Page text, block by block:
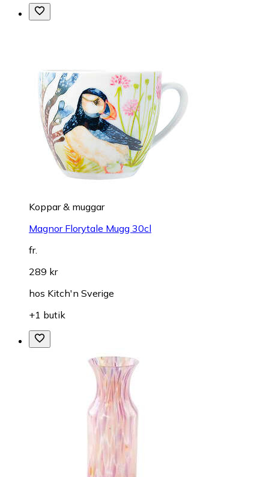
Koppar & muggar
Magnor Florytale Mugg 30cl
fr.
289 kr
hos Kitch'n Sverige
+1 butik